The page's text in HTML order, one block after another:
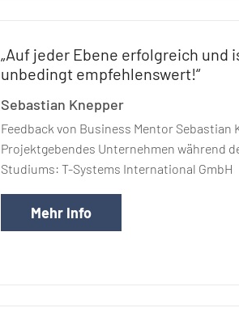
„Auf jeder Ebene erfolgreich und
unbedingt empfehlenswert!“
Sebastian Knepper
Feedback von Business Mentor Sebastian
Projektgebendes Unternehmen während
Studiums: T-Systems International GmbH
Mehr Info